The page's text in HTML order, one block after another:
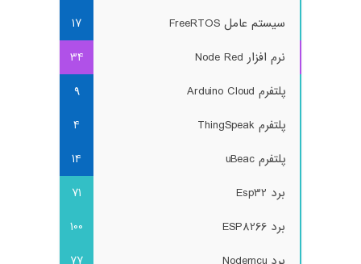
سیستم عامل FreeRTOS
17
نرم افزار Node Red
34
پلتفرم Arduino Cloud
9
پلتفرم ThingSpeak
4
پلتفرم uBeac
14
برد Esp32
71
برد ESP8266
100